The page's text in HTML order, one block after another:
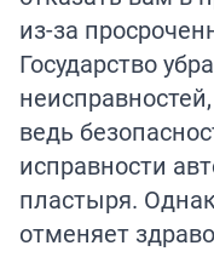
из-за
Государство
ведь
исправности
пластыря.
отменяет